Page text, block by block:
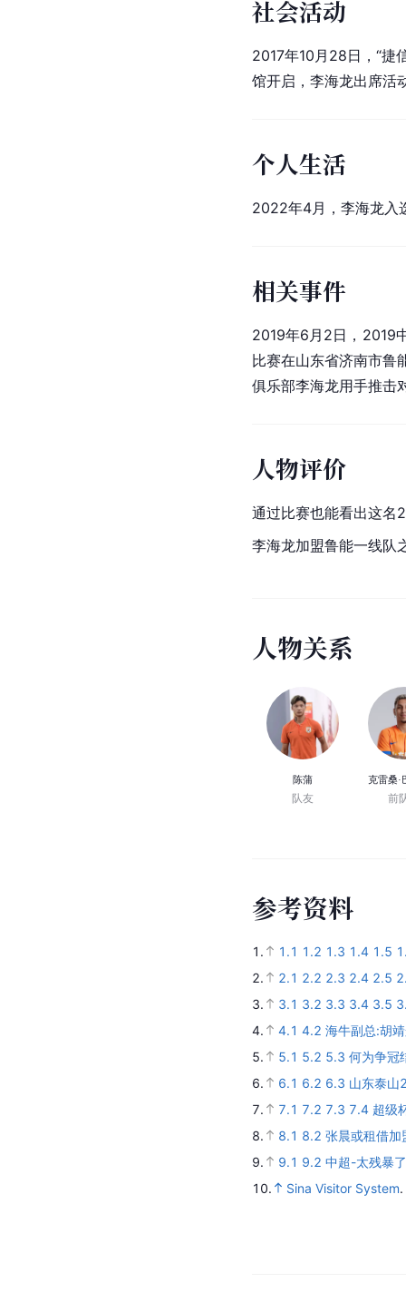
社会活动
2017年10月28日，“捷
馆开启，李海龙出席活
个人生活
2022年4月，李海龙入
相关事件
2019年6月2日，2019
比赛在山东省济南市鲁
俱乐部李海龙用手推击
人物评价
通过比赛也能看出这名
李海龙加盟鲁能一线队
人物关系
陈蒲
队友
克雷桑·
前
参考资料
1. 1.1 1.2 1.3 1.4 1.5
2.
2.1 2.2 2.3 2.4 2.5
3.
3.1 3.2 3.3 3.4 3.5
4.
4.1 4.2 海牛副总:胡
5.
5.1 5.2 5.3 何为争冠
6.
6.1 6.2 6.3 山东泰山
7.
7.1 7.2 7.3 7.4 超级
8.
8.1 8.2 张晨或租借加
9.
9.1 9.2 中超-太残暴
10.
Sina Visitor System.